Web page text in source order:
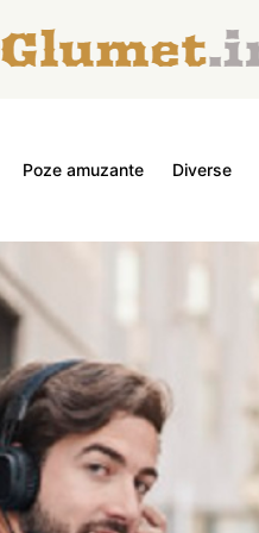
Poze amuzante Diverse